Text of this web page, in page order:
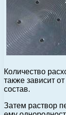
Количество
также зависит
состав.
Затем раствор